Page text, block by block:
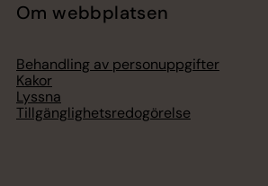
Om webbplatsen
Behandling av personuppgifter
Kakor
Lyssna
Tillgänglighetsredogörelse